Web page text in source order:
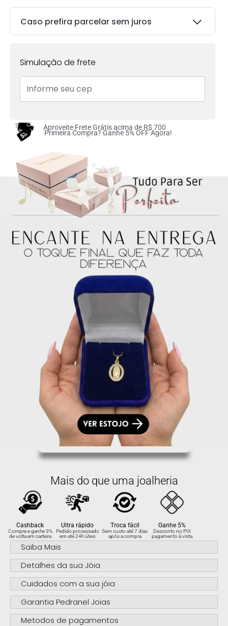
Caso prefira parcelar sem juros
1x deR$147.00sem
juros no cartão
R$147.00
juros no cartão
juros no cartão
4x de R$36.75sem
juros no cartão
R$147.00
Simulação de frete
Aproveite Frete Grátis acima de R$ 700
Primeira Compra? Ganhe 5% OFF Agora!
Mais do que uma joalheria
Cashback
Compre e ganhe 3%
de volta em carteira
Ultra rápido
Pedido processado
em até 24h úteis
Troca fácil
Sem custo até 7 dias
após a compra
Ganhe 5%
Desconto no PIX
pagamento à vista
Saiba Mais
Detalhes da sua Jóia
Cuidados com a sua jóia
Garantia Pedranel Joias
Metodos de pagamentos